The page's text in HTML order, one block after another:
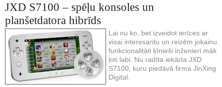
JXD S7100 – spēļu konsoles un
planšetdatora hibrīds
Lai nu ko, bet izveidot ierīces ar
visai interesantu un reizēm jokainu
funkcionalitāti ķīnieši inženieri māk
ļoti labi. Nu radīta iekārta JXD
S7100, kuru piedāvā firma JinXing
Digital.